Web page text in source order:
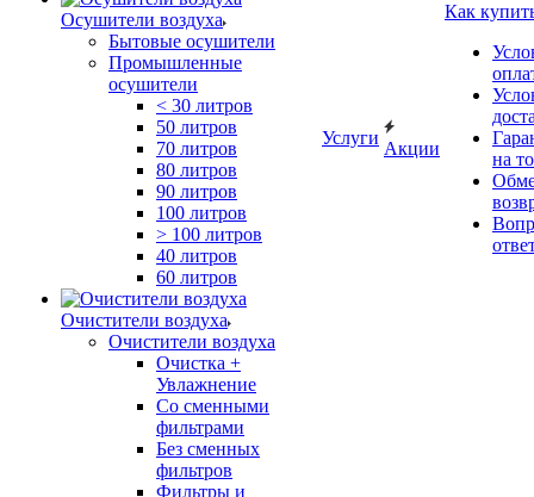
Осушители воздуха
Бытовые осушители
Промышленные
осушители
< 30 литров
50 литров
70 литров
80 литров
90 литров
100 литров
> 100 литров
40 литров
60 литров
Очистители воздуха
Очистители воздуха
Очистка +
Увлажнение
Cо сменными
фильтрами
Без сменных
фильтров
Фильтры и
Услуги
Акции
Как
на